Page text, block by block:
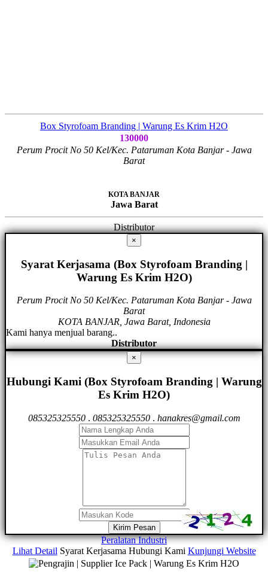
Box Styrofoam Branding | Warung Es Krim H2O
130000
Perum Procit No 50 Kel/Kec. Pataruman Kota Banjar - Jawa
Barat
KOTA BANJAR
Jawa Barat
Distributor
×
Syarat Kerjasama (Box Styrofoam Branding |
Warung Es Krim H2O)
Perum Procit No 50 Kel/Kec. Pataruman Kota Banjar - Jawa
Barat
KOTA BANJAR, Jawa Barat, Indonesia
Kami hanya menjual barang..
Distributor
×
Hubungi Kami (Box Styrofoam Branding | Warung
Es Krim H2O)
085325325550. 085325325550. hanakres@gmail.com
Kirim Pesan
Peralatan Industri
Lihat Detail Syarat Kerjasama Hubungi Kami Kunjungi Website